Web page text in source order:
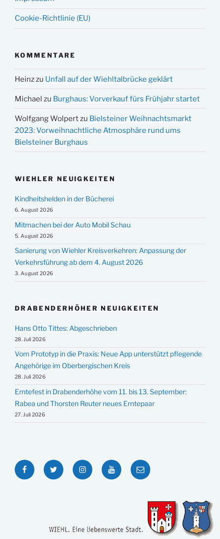
Cookie-Richtlinie (EU)
KOMMENTARE
Heinzzu Unfall auf der Wiehltalbrücke geklärt
Michael zu Burghaus: Vorverkauf fürs Frühjahr startet
Wolfgang Wolpertzu Bielsteiner Weihnachtsmarkt
2023: Vorweihnachtliche Atmosphäre rund ums
Bielsteiner Burghaus
WIEHLER NEUIGKEITEN
Kindheitshelden in der Bücherei
6. August 2026
Mitmachen bei der Auto Mobil Schau
5. August 2026
Sanierung von Wiehler Kreisverkehren: Anpassung der
Verkehrsführung ab dem 4. August 2026
3. August 2026
DRABENDERHÖHER NEUIGKEITEN
Hans Otto Tittes: Abgeschrieben
28. Juli 2026
Vom Prototyp in die Praxis: Neue App unterstützt pflegende
Angehörige im Oberbergischen Kreis
28. Juli 2026
Erntefest in Drabenderhöhe vom 11. bis 13. September:
Rabea und Thorsten Reuter neues Erntepaar
27. Juli 2026
FacebookTwitter InstagramYouTubeE-
Mail